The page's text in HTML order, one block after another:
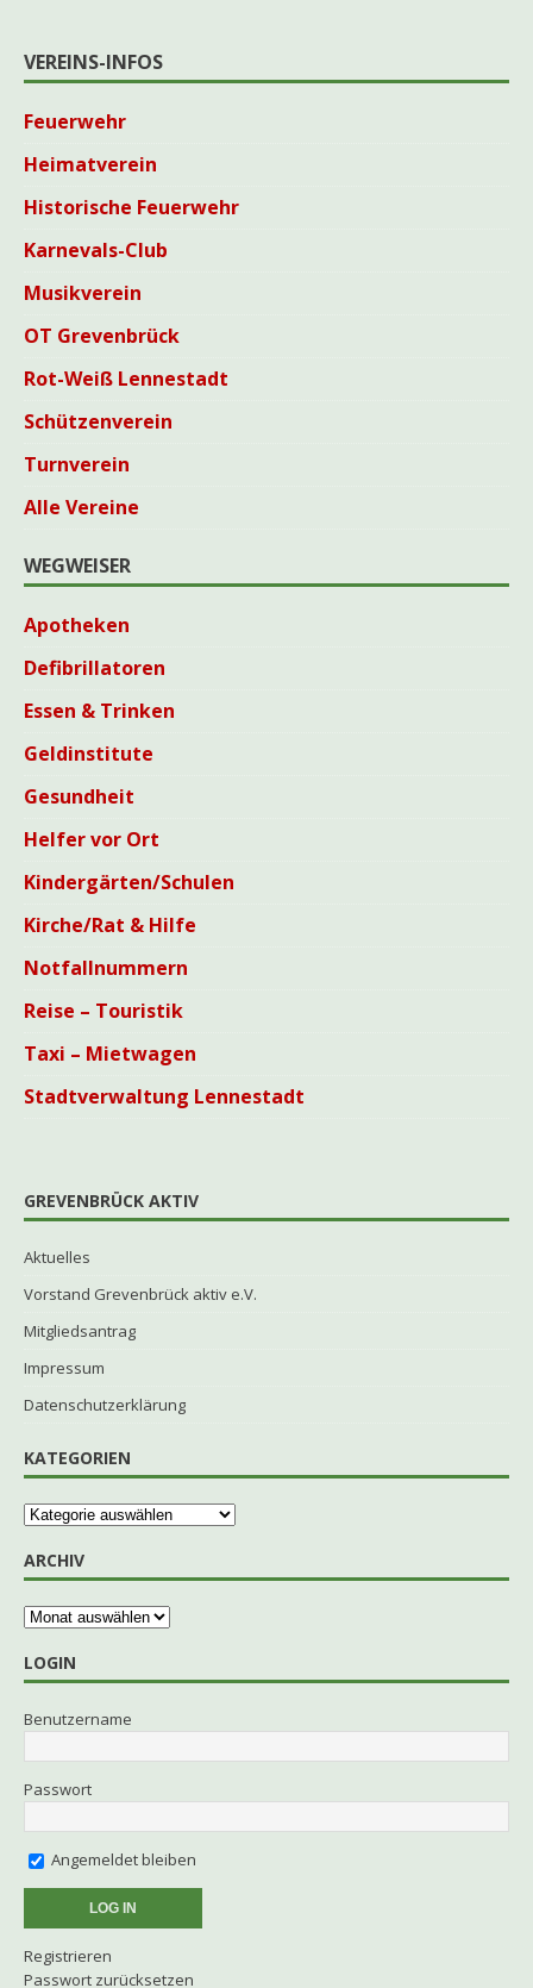
VEREINS-INFOS
Feuerwehr
Heimatverein
Historische Feuerwehr
Karnevals-Club
Musikverein
OT Grevenbrück
Rot-Weiß Lennestadt
Schützenverein
Turnverein
Alle Vereine
WEGWEISER
Apotheken
Defibrillatoren
Essen & Trinken
Geldinstitute
Gesundheit
Helfer vor Ort
Kindergärten/Schulen
Kirche/Rat & Hilfe
Notfallnummern
Reise – Touristik
Taxi – Mietwagen
Stadtverwaltung Lennestadt
GREVENBRÜCK AKTIV
Aktuelles
Vorstand Grevenbrück aktiv e.V.
Mitgliedsantrag
Impressum
Datenschutzerklärung
KATEGORIEN
ARCHIV
LOGIN
Benutzername
Passwort
Angemeldet bleiben
Registrieren
Passwort zurücksetzen